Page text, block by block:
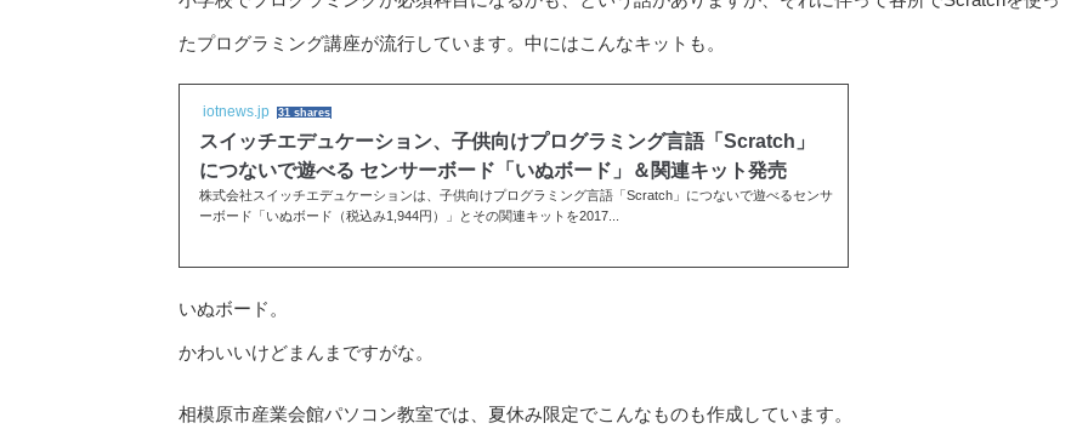
たプログラミング講座が流行しています。中にはこんなキットも。
iotnews.jp 31 shares
スイッチエデュケーション、子供向けプログラミング言語「Scratch」
につないで遊べる センサーボード「いぬボード」＆関連キット発売
株式会社スイッチエデュケーションは、子供向けプログラミング言語「Scratch」につないで遊べるセンサ
ーボード「いぬボード（税込み1,944円）」とその関連キットを2017...
いぬボード。
かわいいけどまんまですがな。
相模原市産業会館パソコン教室では、夏休み限定でこんなものも作成しています。